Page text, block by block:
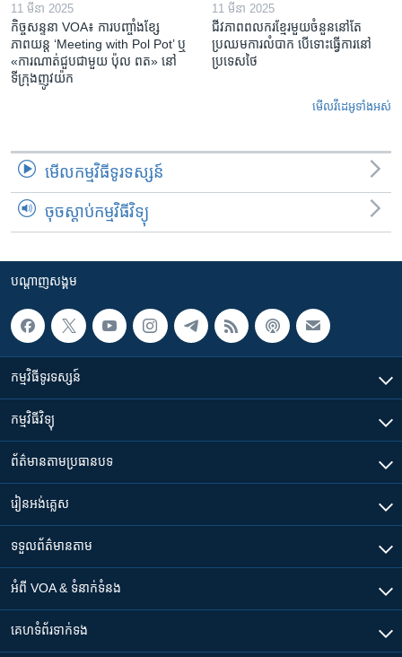
11 មីនា 2025
កិច្ចសន្ទនា VOA៖ ការ​បញ្ចាំង​ខ្សែ
ភាពយន្ត ‘Meeting with Pol Pot’ ឬ
«ការណាត់ជួប​ជាមួយ​ ប៉ុល ពត» នៅ
ទីក្រុងញូវយ៉ក​
11 មីនា 2025
ជីវភាពពលករខ្មែរមួយចំនួននៅតែ
ប្រឈមការលំបាក បើទោះធ្វើការនៅ
ប្រទេសថៃ
មើល​វីដេអូ​ទាំង​អស់
មើល​កម្មវិធី​ទូរទស្សន៍
ចុចស្តាប់កម្មវិធីវិទ្យុ
បណ្តាញ​សង្គម
កម្មវិធី​ទូរទស្សន៍
កម្មវិធី​វិទ្យុ
ព័ត៌មាន​តាមប្រធានបទ​
រៀន​​អង់គ្លេស
ទទួល​ព័ត៌មាន​តាម
អំពី​ VOA & ទំនាក់ទំនង
គេហទំព័រ​​ទាក់ទង